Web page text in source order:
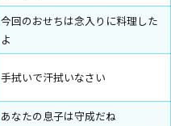
今回のおせちは念入りに料理した
よ
手拭いで汗拭いなさい
あなたの息子は守成だね